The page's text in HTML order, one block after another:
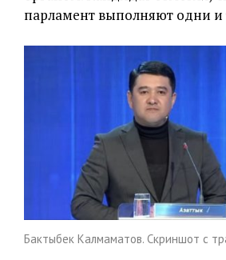
парламент выполняют одни
Бактыбек Калмаматов. Скриншот с